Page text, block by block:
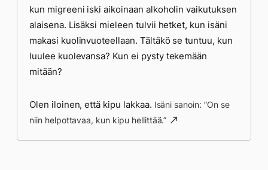
kun migreeni iski aikoinaan alkoholin vaikutuksen
alaisena. Lisäksi mieleen tulvii hetket, kun isäni
makasi kuolinvuoteellaan. Tältäkö se tuntuu, kun
luulee kuolevansa? Kun ei pysty tekemään
mitään?
Olen iloinen, että kipu lakkaa. Isäni sanoin: ”On se
niin helpottavaa, kun kipu hellittää.”